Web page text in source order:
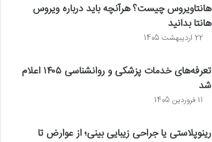
هانتاویروس چیست؟ هرآنچه باید درباره ویروس
هانتا بدانید
22 اردیبهشت 1405
تعرفه‌های خدمات پزشکی و روانشناسی ۱۴۰۵ اعلام
شد
11 فروردین 1405
رینوپلاستی یا جراحی زیبایی بینی؛ از عوارض تا